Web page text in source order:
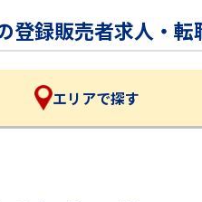
登録販売者求人・転
エリアで探す